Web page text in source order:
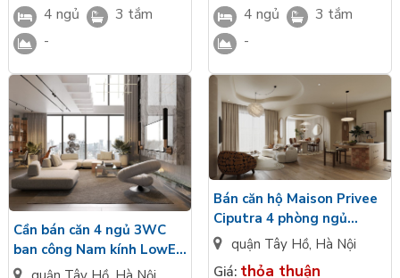
4 ngủ
3 tắm
-
4 ngủ
3 tắm
-
Cần bán căn 4 ngủ 3WC
ban công Nam kính LowE
view Panorama Maison
Bán căn hộ Maison Privee
Ciputra 4 phòng ngủ
hướng Tây nội thất cơ bản
quận Tây Hồ, Hà Nội
Giá: thỏa thuận